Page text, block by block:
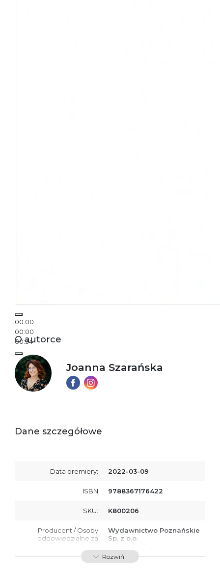
00:00
00:00
00:34
O autorce
Joanna Szarańska
Dane szczegółowe
Data premiery: 2022-03-09
ISBN 9788367176422
SKU: K800206
Producent / Osoby
odpowiedzialne za
przepisami:
Wydawnictwo Poznańskie
Sp. z o.o.
61-701 Poznań
Polska
Rozwiń